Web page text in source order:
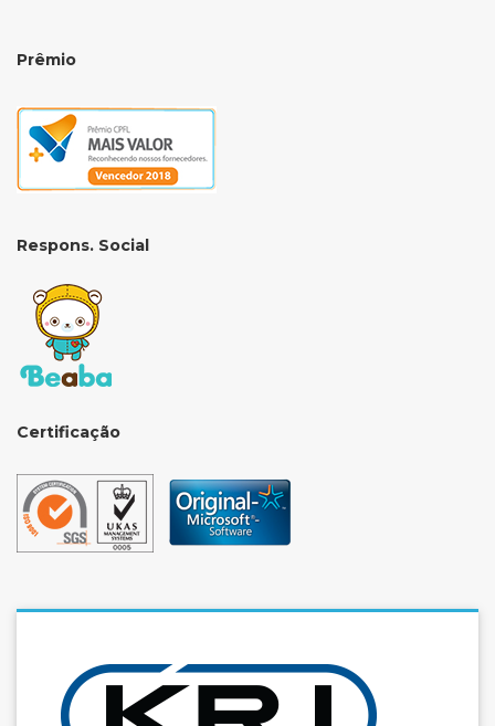
Prêmio
Respons. Social
Certificação